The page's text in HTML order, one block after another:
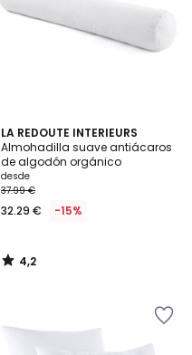
LA REDOUTE INTERIEURS
Almohadilla suave antiácaros
de algodón orgánico
desde
37.99 €
32.29 € -15%
4,2
/ 5
4,2
/